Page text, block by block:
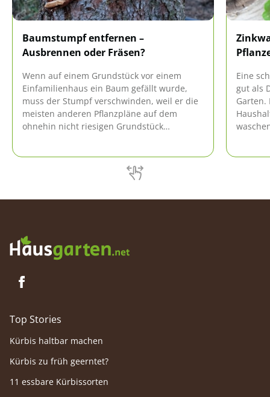
Baumstumpf entfernen –
Ausbrennen oder Fräsen?
Wenn auf einem Grundstück vor einem
Einfamilienhaus ein Baum gefällt wurde,
muss der Stumpf verschwinden, weil er die
meisten anderen Pflanzpläne auf dem
ohnehin nicht riesigen Grundstück
Eine
gut als
Garten.
Top Stories
Kürbis haltbar machen
Kürbis zu früh geerntet?
11 essbare Kürbissorten